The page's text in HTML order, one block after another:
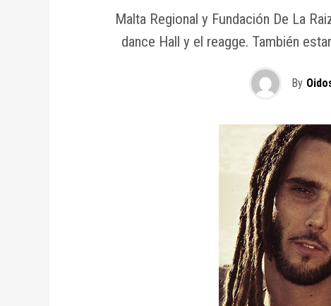
Malta Regional y Fundación De La
dance Hall y el reagge. También
By